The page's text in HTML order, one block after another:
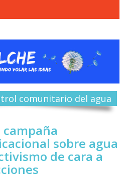
comunitario del agua
campaña
sobre agua
de cara a